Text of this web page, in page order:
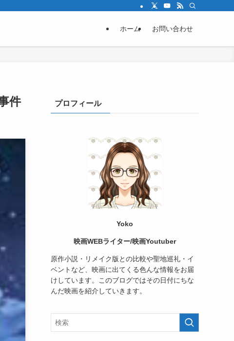
ホーム お問い合わせ
件 プロフィール
Yoko
映画WEBライター/映画Youtuber
原作小説・リメイク版との比較や聖地巡礼・イ
ベントなど、映画に出てくる色んな情報をお届
けしています。このブログではその日付にちな
んだ映画を紹介していきます。